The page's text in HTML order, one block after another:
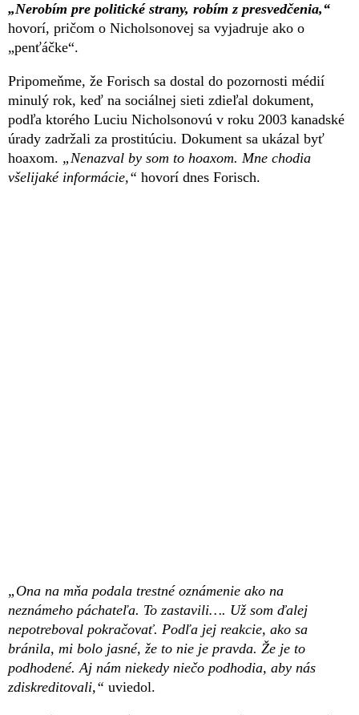
„Nerobím pre politické strany, robím z presvedčenia,“
hovorí, pričom o Nicholsonovej sa vyjadruje ako o
„penťáčke“.
Pripomeňme, že Forisch sa dostal do pozornosti médií
minulý rok, keď na sociálnej sieti zdieľal dokument,
podľa ktorého Luciu Nicholsonovú v roku 2003 kanadské
úrady zadržali za prostitúciu. Dokument sa ukázal byť
hoaxom. „Nenazval by som to hoaxom. Mne chodia
všelijaké informácie,“ hovorí dnes Forisch.
„Ona na mňa podala trestné oznámenie ako na
neznámeho páchateľa. To zastavili…. Už som ďalej
nepotreboval pokračovať. Podľa jej reakcie, ako sa
bránila, mi bolo jasné, že to nie je pravda. Že je to
podhodené. Aj nám niekedy niečo podhodia, aby nás
zdiskreditovali,“ uviedol.